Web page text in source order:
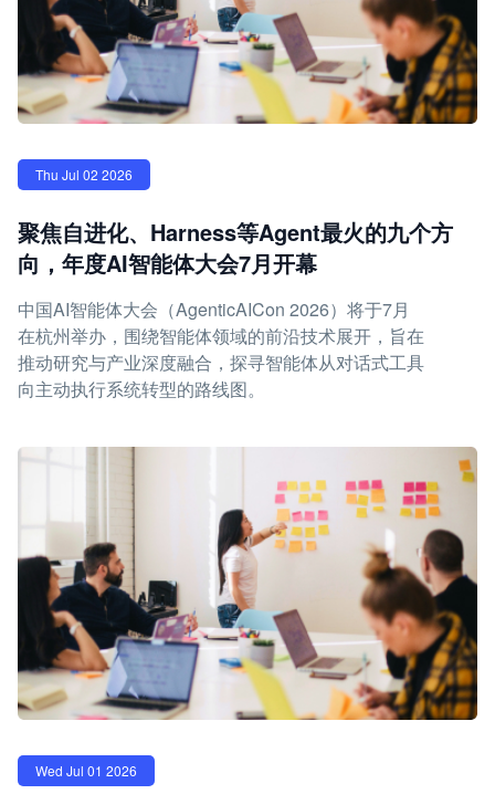
Thu Jul 02 2026
聚焦自进化、Harness等Agent最火的九个方
向，年度AI智能体大会7月开幕
中国AI智能体大会（AgenticAICon 2026）将于7月
在杭州举办，围绕智能体领域的前沿技术展开，旨在
推动研究与产业深度融合，探寻智能体从对话式工具
向主动执行系统转型的路线图。
Wed Jul 01 2026